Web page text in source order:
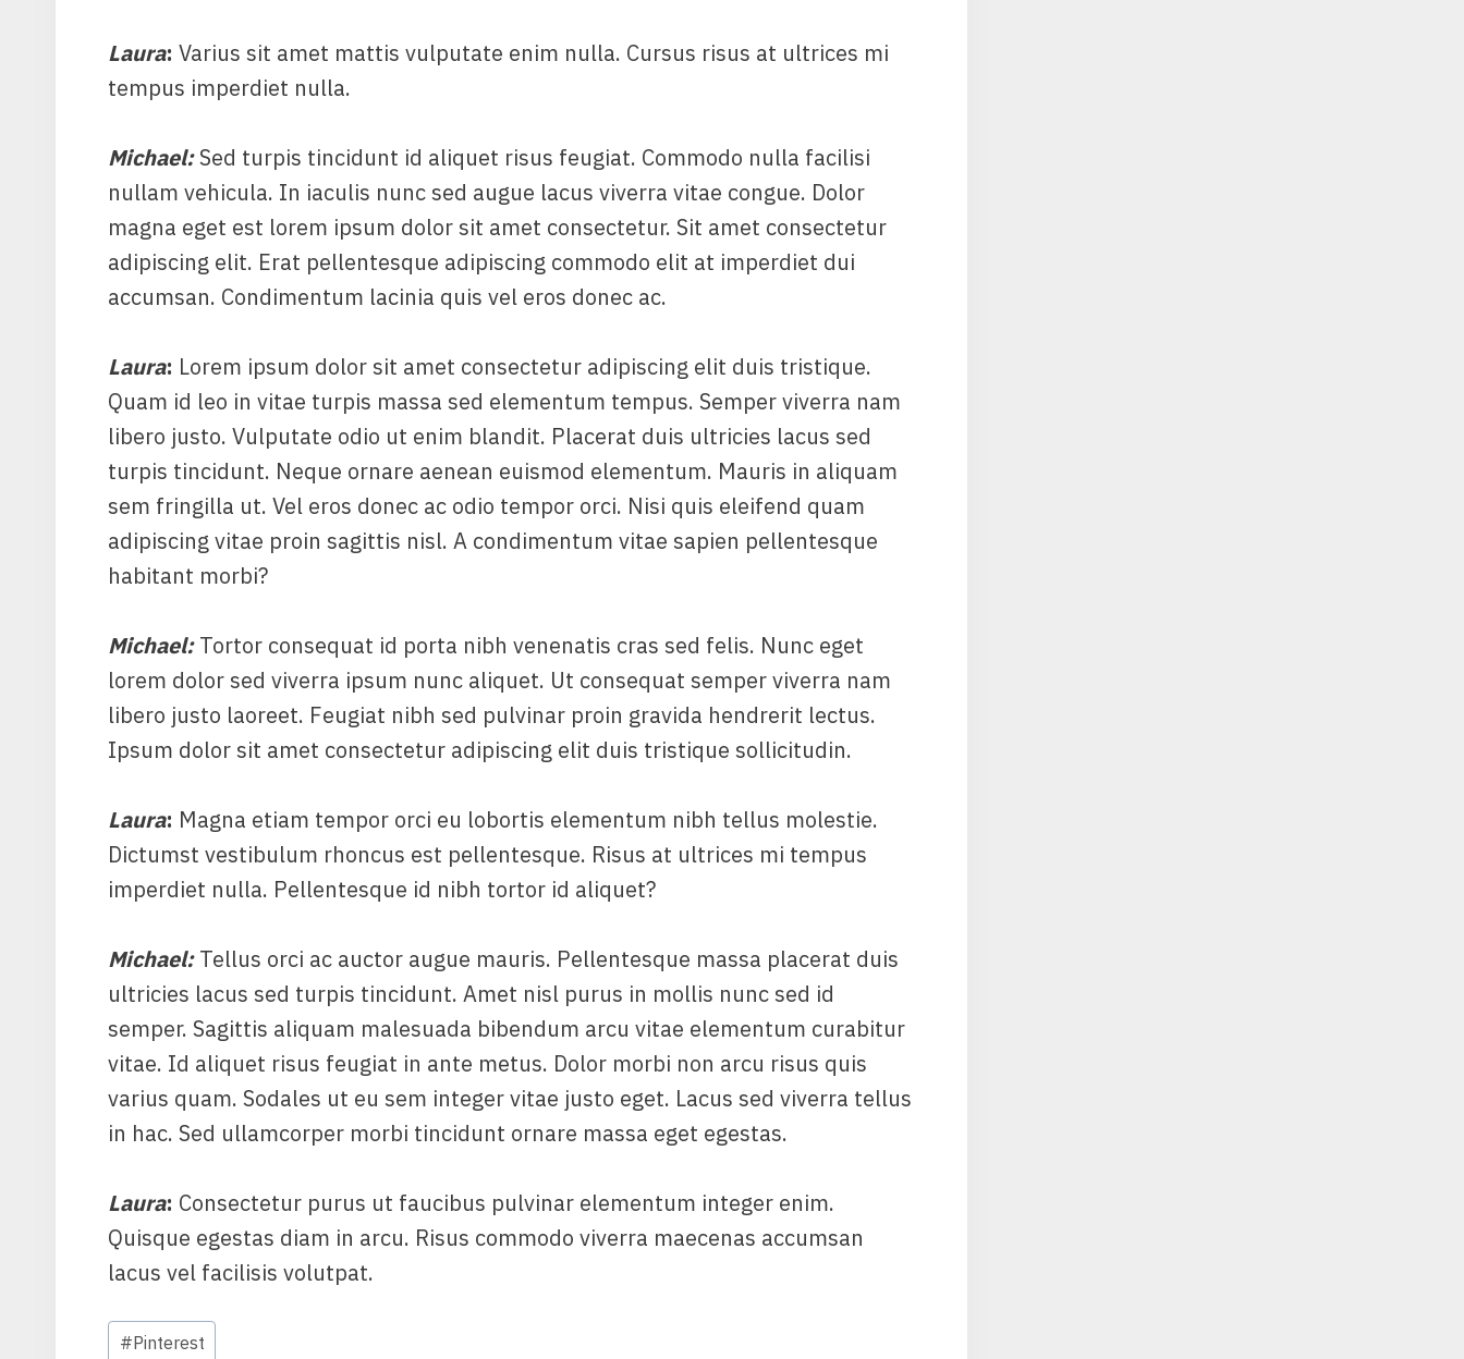
Laura: Varius sit amet mattis vulputate enim nulla. Cursus risus at ultrices mi
tempus imperdiet nulla.
Michael:Sed turpis tincidunt id aliquet risus feugiat. Commodo nulla facilisi
nullam vehicula. In iaculis nunc sed augue lacus viverra vitae congue. Dolor
magna eget est lorem ipsum dolor sit amet consectetur. Sit amet consectetur
adipiscing elit. Erat pellentesque adipiscing commodo elit at imperdiet dui
accumsan. Condimentum lacinia quis vel eros donec ac.
Laura: Lorem ipsum dolor sit amet consectetur adipiscing elit duis tristique.
Quam id leo in vitae turpis massa sed elementum tempus. Semper viverra nam
libero justo. Vulputate odio ut enim blandit. Placerat duis ultricies lacus sed
turpis tincidunt. Neque ornare aenean euismod elementum. Mauris in aliquam
sem fringilla ut. Vel eros donec ac odio tempor orci. Nisi quis eleifend quam
adipiscing vitae proin sagittis nisl. A condimentum vitae sapien pellentesque
habitant morbi?
Michael:Tortor consequat id porta nibh venenatis cras sed felis. Nunc eget
lorem dolor sed viverra ipsum nunc aliquet. Ut consequat semper viverra nam
libero justo laoreet. Feugiat nibh sed pulvinar proin gravida hendrerit lectus.
Ipsum dolor sit amet consectetur adipiscing elit duis tristique sollicitudin.
Laura: Magna etiam tempor orci eu lobortis elementum nibh tellus molestie.
Dictumst vestibulum rhoncus est pellentesque. Risus at ultrices mi tempus
imperdiet nulla. Pellentesque id nibh tortor id aliquet?
Michael:Tellus orci ac auctor augue mauris. Pellentesque massa placerat duis
ultricies lacus sed turpis tincidunt. Amet nisl purus in mollis nunc sed id
semper. Sagittis aliquam malesuada bibendum arcu vitae elementum curabitur
vitae. Id aliquet risus feugiat in ante metus. Dolor morbi non arcu risus quis
varius quam. Sodales ut eu sem integer vitae justo eget. Lacus sed viverra tellus
in hac. Sed ullamcorper morbi tincidunt ornare massa eget egestas.
Laura: Consectetur purus ut faucibus pulvinar elementum integer enim.
Quisque egestas diam in arcu. Risus commodo viverra maecenas accumsan
lacus vel facilisis volutpat.
Štítky
#Pinterest